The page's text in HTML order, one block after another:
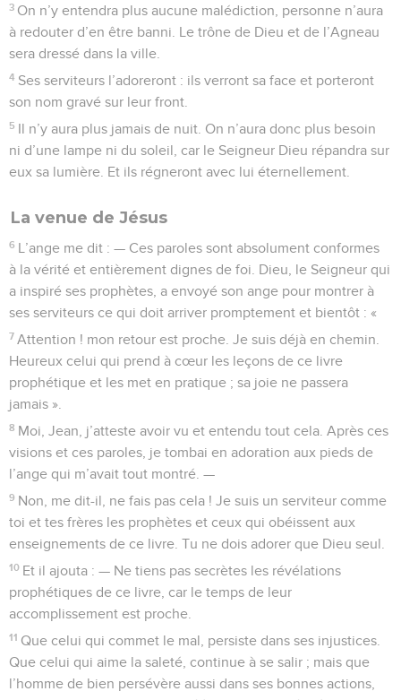
3 On n’y entendra plus aucune malédiction, personne n’aura
à redouter d’en être banni. Le trône de Dieu et de l’Agneau
sera dressé dans la ville.
4 Ses serviteurs l’adoreront : ils verront sa face et porteront
son nom gravé sur leur front.
5 Il n’y aura plus jamais de nuit. On n’aura donc plus besoin
ni d’une lampe ni du soleil, car le Seigneur Dieu répandra sur
eux sa lumière. Et ils régneront avec lui éternellement.
La venue de Jésus
6 L’ange me dit : — Ces paroles sont absolument conformes
à la vérité et entièrement dignes de foi. Dieu, le Seigneur qui
a inspiré ses prophètes, a envoyé son ange pour montrer à
ses serviteurs ce qui doit arriver promptement et bientôt : «
7 Attention ! mon retour est proche. Je suis déjà en chemin.
Heureux celui qui prend à cœur les leçons de ce livre
prophétique et les met en pratique ; sa joie ne passera
jamais ».
8 Moi, Jean, j’atteste avoir vu et entendu tout cela. Après ces
visions et ces paroles, je tombai en adoration aux pieds de
l’ange qui m’avait tout montré. —
9 Non, me dit-il, ne fais pas cela ! Je suis un serviteur comme
toi et tes frères les prophètes et ceux qui obéissent aux
enseignements de ce livre. Tu ne dois adorer que Dieu seul.
10 Et il ajouta : — Ne tiens pas secrètes les révélations
prophétiques de ce livre, car le temps de leur
accomplissement est proche.
11 Que celui qui commet le mal, persiste dans ses injustices.
Que celui qui aime la saleté, continue à se salir ; mais que
l’homme de bien persévère aussi dans ses bonnes actions,